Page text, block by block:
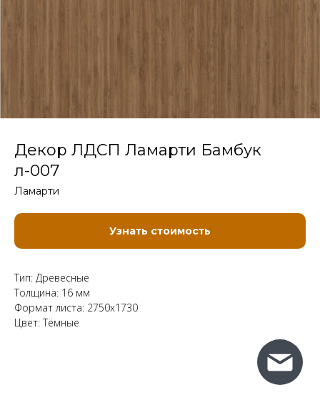
Декор ЛДСП Ламарти Бамбук
л-007
Ламарти
Узнать стоимость
Тип: Древесные
Толщина: 16 мм
Формат листа: 2750x1730
Цвет: Тёмные